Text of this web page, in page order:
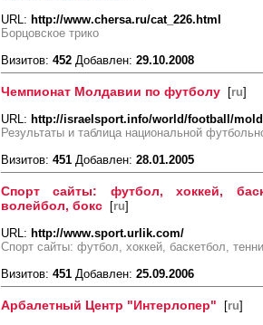
URL: http://www.chersa.ru/cat_226.html
Борцовское трико
Визитов: 452 Добавлен: 29.10.2008
Чемпионат Молдавии по футболу [ru]
URL: http://israelsport.info/world/football/
Результаты и таблица национальной
Визитов: 451 Добавлен: 28.01.2005
Спорт сайты: футбол, хоккей,
волейбол, бокс [ru]
URL: http://www.sport.urlik.com/
Спорт сайты: футбол, хоккей, баскетбол,
Визитов: 451 Добавлен: 25.09.2006
Арбалетный Центр "Интерлопер" [ru]